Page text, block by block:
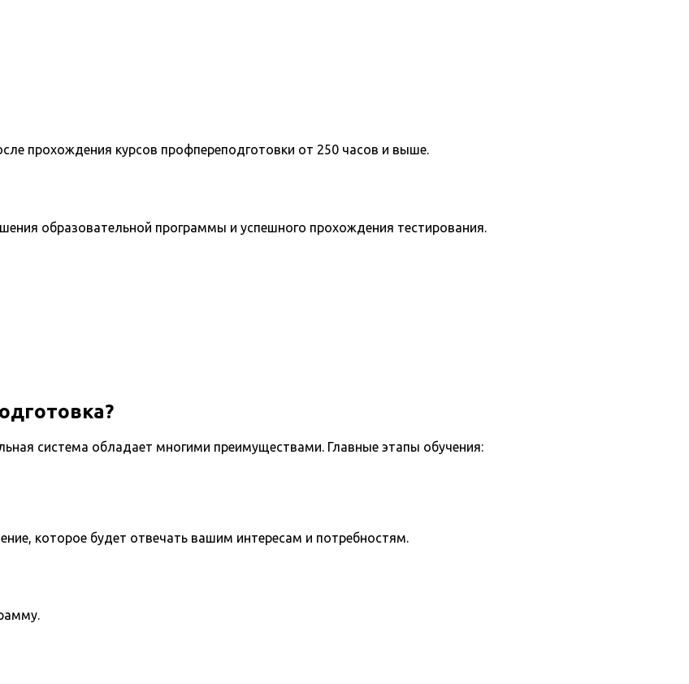
прохождения курсов профпереподготовки от 250 часов и выше.
образовательной программы и успешного прохождения тестирования.
система обладает многими преимуществами. Главные этапы обучения:
которое будет отвечать вашим интересам и потребностям.